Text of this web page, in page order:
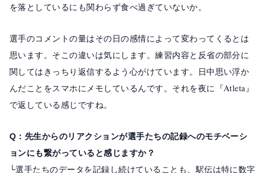
を落としているにも関わらず食べ過ぎていないか。
選手のコメントの量はその日の感情によって変わってくるとは
思います。そこの違いは気にします。練習内容と反省の部分に
関してはきっちり返信するよう心がけています。日中思い浮か
んだことをスマホにメモしているんです。それを夜に『Atleta』
で返している感じですね。
Q：先生からのリアクションが選手たちの記録へのモチベーシ
ョンにも繋がっていると感じますか？
└選手たちのデータを記録し続けていることも、駅伝は特に数字